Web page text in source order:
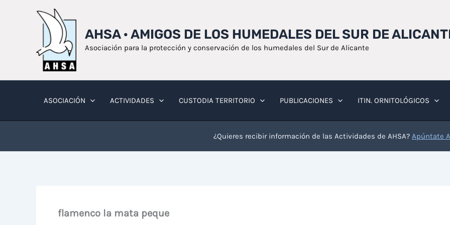
AHSA · AMIGOS DE LOS HUMEDALES DEL SUR DE
Asociación para la protección y conservación de los humedales del Sur de Alicante
ASOCIACIÓN ACTIVIDADES CUSTODIA TERRITORIO PUBLICACIONES ITIN. ORNITOLÓGICOS
¿Quieres recibir información de las Actividades de AHSA? Apúntate
flamenco la mata peque